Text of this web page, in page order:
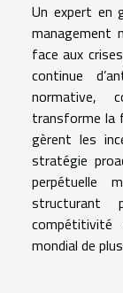
Un expert en
management
face aux
continue
normative,
transforme la
gèrent les
stratégie
perpétuelle
compétitivité
mondial de